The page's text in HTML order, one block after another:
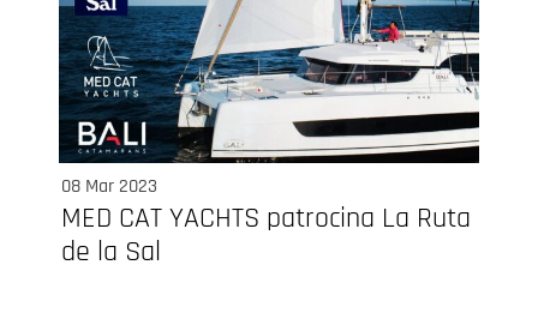
08 Mar 2023
MED CAT YACHTS patrocina La Ruta
de la Sal